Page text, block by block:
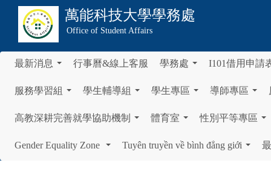
萬能科技大學學務處
Office of Student Affairs
最新消息 行事曆&線上客服 學務處 I101借用申請
服務學習組 學生輔導組 學生專區 導師專區
高教深耕完善就學協助機制 體育室 性別平等專區
Gender Equality Zone
Tuyên truyền về bình đẳng giới